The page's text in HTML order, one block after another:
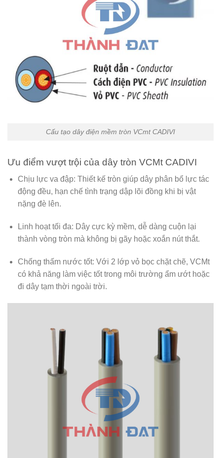
Cấu tạo dây điện mềm tròn VCmt CADIVI
Ưu điểm vượt trội của dây tròn VCMt CADIVI
Chịu lực va đập: Thiết kế tròn giúp dây phân bổ lực tác
động đều, hạn chế tình trạng dập lõi đồng khi bị vật
nặng đè lên.
Linh hoạt tối đa: Dây cực kỳ mềm, dễ dàng cuộn lại
thành vòng tròn mà không bị gãy hoặc xoắn nút thắt.
Chống thấm nước tốt: Với 2 lớp vỏ bọc chặt chẽ, VCMt
có khả năng làm việc tốt trong môi trường ẩm ướt hoặc
đi dây tạm thời ngoài trời.